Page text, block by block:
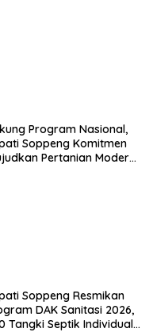
Program Nasional,
Soppeng Komitmen
Pertanian Modern
Soppeng Resmikan
DAK Sanitasi 2026,
Tangki Septik Individual